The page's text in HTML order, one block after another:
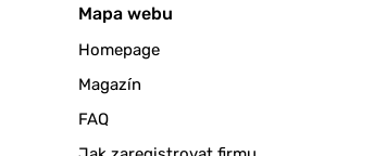
Mapa webu
Homepage
Magazín
FAQ